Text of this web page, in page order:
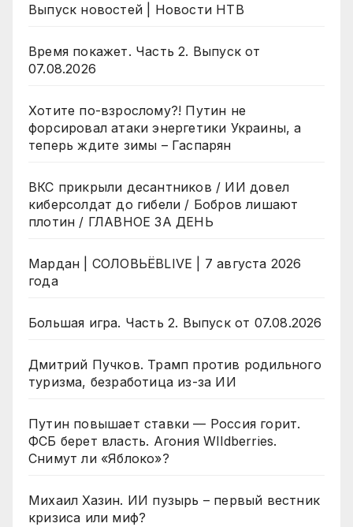
Выпуск новостей | Новости НТВ
Время покажет. Часть 2. Выпуск от
07.08.2026
Хотите по-взрослому?! Путин не
форсировал атаки энергетики Украины, а
теперь ждите зимы – Гаспарян
ВКС прикрыли десантников / ИИ довел
киберсолдат до гибели / Бобров лишают
плотин / ГЛАВНОЕ ЗА ДЕНЬ
Мардан | СОЛОВЬЁВLIVE | 7 августа 2026
года
Большая игра. Часть 2. Выпуск от 07.08.2026
Дмитрий Пучков. Трамп против родильного
туризма, безработица из-за ИИ
Путин повышает ставки — Россия горит.
ФСБ берет власть. Агония WIldberries.
Снимут ли «Яблоко»?
Михаил Хазин. ИИ пузырь – первый вестник
кризиса или миф?